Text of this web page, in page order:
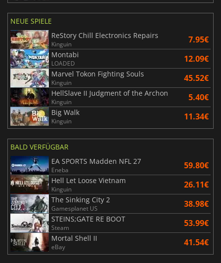
NEUE SPIELE
ReStory Chill Electronics Repairs
Kinguin 7.95€
Montabi
LOADED 12.09€
Marvel Tokon Fighting Souls
Kinguin 45.52€
HellSlave II Judgment of the Archon
Kinguin 5.40€
Big Walk
Kinguin 11.34€
BALD VERFÜGBAR
EA SPORTS Madden NFL 27
Eneba 59.80€
Hell Let Loose Vietnam
Kinguin 26.11€
The Sinking City 2
Gamesplanet US 38.98€
STEINS;GATE RE BOOT
Steam 53.99€
Mortal Shell II
eBay 41.54€